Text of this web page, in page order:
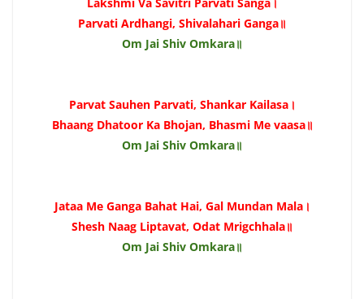
Parvati Ardhangi, Shivalahari Ganga॥
Om Jai Shiv Omkara॥
Parvat Sauhen Parvati, Shankar Kailasa।
Bhaang Dhatoor Ka Bhojan, Bhasmi Me vaasa॥
Om Jai Shiv Omkara॥
Jataa Me Ganga Bahat Hai, Gal Mundan Mala।
Shesh Naag Liptavat, Odat Mrigchhala॥
Om Jai Shiv Omkara॥